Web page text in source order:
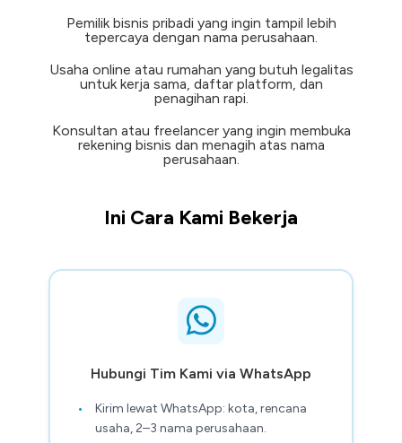
Pemilik bisnis pribadi yang ingin tampil lebih
tepercaya dengan nama perusahaan.​
Usaha online atau rumahan yang butuh legalitas
untuk kerja sama, daftar platform, dan
penagihan rapi.
Konsultan atau freelancer yang ingin membuka
rekening bisnis dan menagih atas nama
perusahaan.
Ini Cara Kami Bekerja
Hubungi Tim Kami via WhatsApp
Kirim lewat WhatsApp: kota, rencana
usaha, 2–3 nama perusahaan.